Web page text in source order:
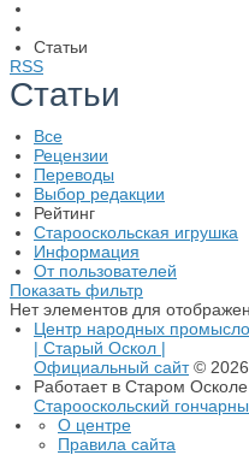
Статьи
RSS
Статьи
Все
Рецензии
Переводы
Выбор редакции
Рейтинг
Старооскольская игрушка
Информация
От пользователей
Показать фильтр
Нет элементов для
Центр народных
| Старый Оскол |
Официальный сайт© 2026
Работает в Старом Осколе
Старооскольский
О центре
Правила сайта